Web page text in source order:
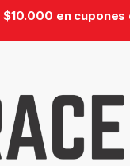
$10.000 en